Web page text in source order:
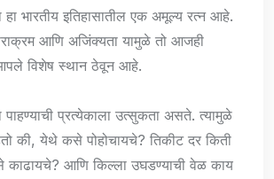
हा भारतीय इतिहासातील एक अमूल्य रत्न आहे.
आणि अजिंक्यता यामुळे तो आजही
विशेष स्थान ठेवून आहे.
पाहण्याची प्रत्येकाला उत्सुकता असते. त्यामुळे
की, येथे कसे पोहोचायचे? तिकीट दर किती
आणि किल्ला उघडण्याची वेळ काय